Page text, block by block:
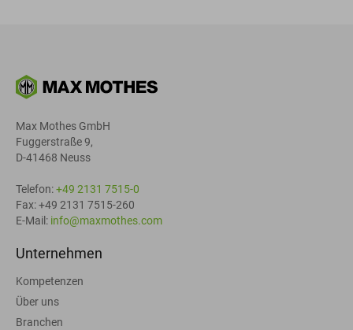
Max Mothes GmbH
Fuggerstraße 9,
D-41468 Neuss
Telefon:+49 2131 7515-0
Fax: +49 2131 7515-260
E-Mail: info@maxmothes.com
Unternehmen
Kompetenzen
Über uns
Branchen